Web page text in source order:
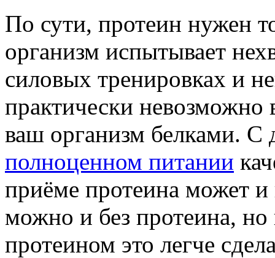
По сути, протеин нужен
организм испытывает
силовых тренировках и
практически невозможно
ваш организм белками.
полноценном питании
приёме протеина может и
можно и без протеина, но
протеином это легче